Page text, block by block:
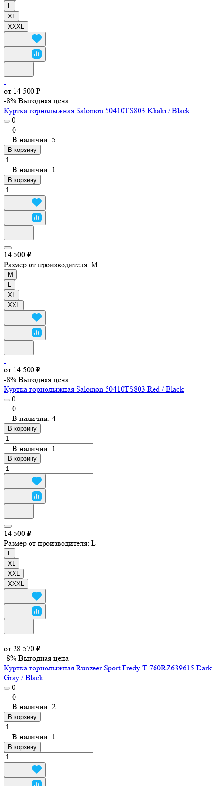
XL
XXXL
от 14 500 ₽
-8% Выгодная цена
Куртка горнолыжная Salomon 50410TS803 Khaki / Black
0
0
В наличии: 5
В корзину
В наличии: 1
В корзину
14 500 ₽
Размер от производителя: M
M
XL
XXL
от 14 500 ₽
-8% Выгодная цена
Куртка горнолыжная Salomon 50410TS803 Red / Black
0
0
В наличии: 4
В корзину
В наличии: 1
В корзину
14 500 ₽
Размер от производителя: L
XL
XXL
XXXL
от 28 570 ₽
-8% Выгодная цена
Куртка горнолыжная Runzeer Sport Fredy-T 760RZ639615 Dark
Gray / Black
0
0
В наличии: 2
В корзину
В наличии: 1
В корзину